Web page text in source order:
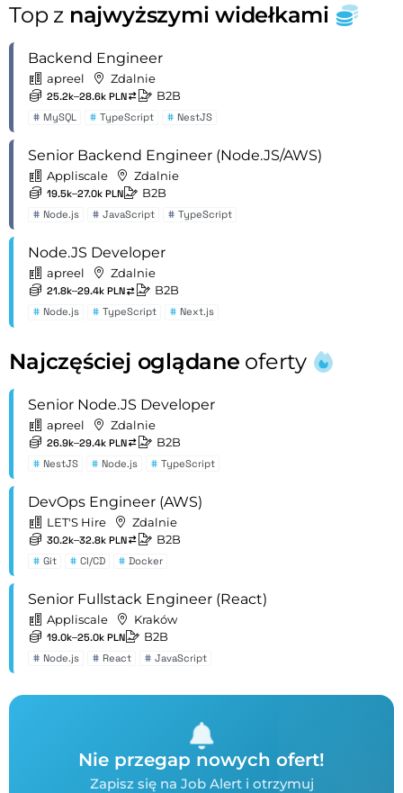
Top z najwyższymi widełkami
Backend Engineer
apreel Zdalnie
25.2k–28.6k PLN B2B
# MySQL # TypeScript # NestJS
Senior Backend Engineer (Node.JS/AWS)
Appliscale Zdalnie
19.5k–27.0k PLN B2B
# Node.js # JavaScript # TypeScript
Node.JS Developer
apreel Zdalnie
21.8k–29.4k PLN B2B
# Node.js # TypeScript # Next.js
Najczęściej oglądane oferty
Senior Node.JS Developer
apreel Zdalnie
26.9k–29.4k PLN B2B
# NestJS # Node.js # TypeScript
DevOps Engineer (AWS)
LET'S Hire Zdalnie
30.2k–32.8k PLN B2B
# Git # CI/CD # Docker
Senior Fullstack Engineer (React)
Appliscale Kraków
19.0k–25.0k PLN B2B
# Node.js # React # JavaScript
Nie przegap nowych ofert!
Zapisz się na Job Alert i otrzymuj